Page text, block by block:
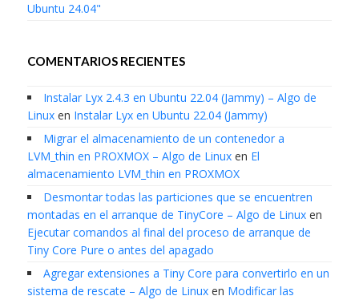
Ubuntu 24.04"
COMENTARIOS RECIENTES
Instalar Lyx 2.4.3 en Ubuntu 22.04 (Jammy) – Algo de
Linuxen Instalar Lyx en Ubuntu 22.04 (Jammy)
Migrar el almacenamiento de un contenedor a
LVM_thin en PROXMOX – Algo de Linuxen El
almacenamiento LVM_thin en PROXMOX
Desmontar todas las particiones que se encuentren
montadas en el arranque de TinyCore – Algo de Linuxen
Ejecutar comandos al final del proceso de arranque de
Tiny Core Pure o antes del apagado
Agregar extensiones a Tiny Core para convertirlo en un
sistema de rescate – Algo de Linuxen Modificar las